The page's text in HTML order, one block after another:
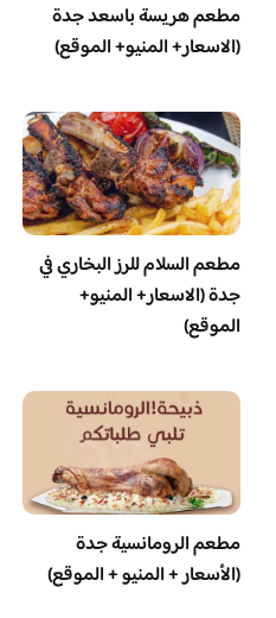
مطعم هريسة باسعد جدة
(الاسعار+ المنيو+ الموقع)
مطعم السلام للرز البخاري في
جدة (الاسعار+ المنيو+
الموقع)
مطعم الرومانسية جدة
(الأسعار + المنيو + الموقع)